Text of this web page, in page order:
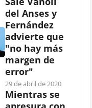
del Anses y
Fernández
advierte que
"no hay más
margen de
error"
29 de abril de 2020
Mientras se